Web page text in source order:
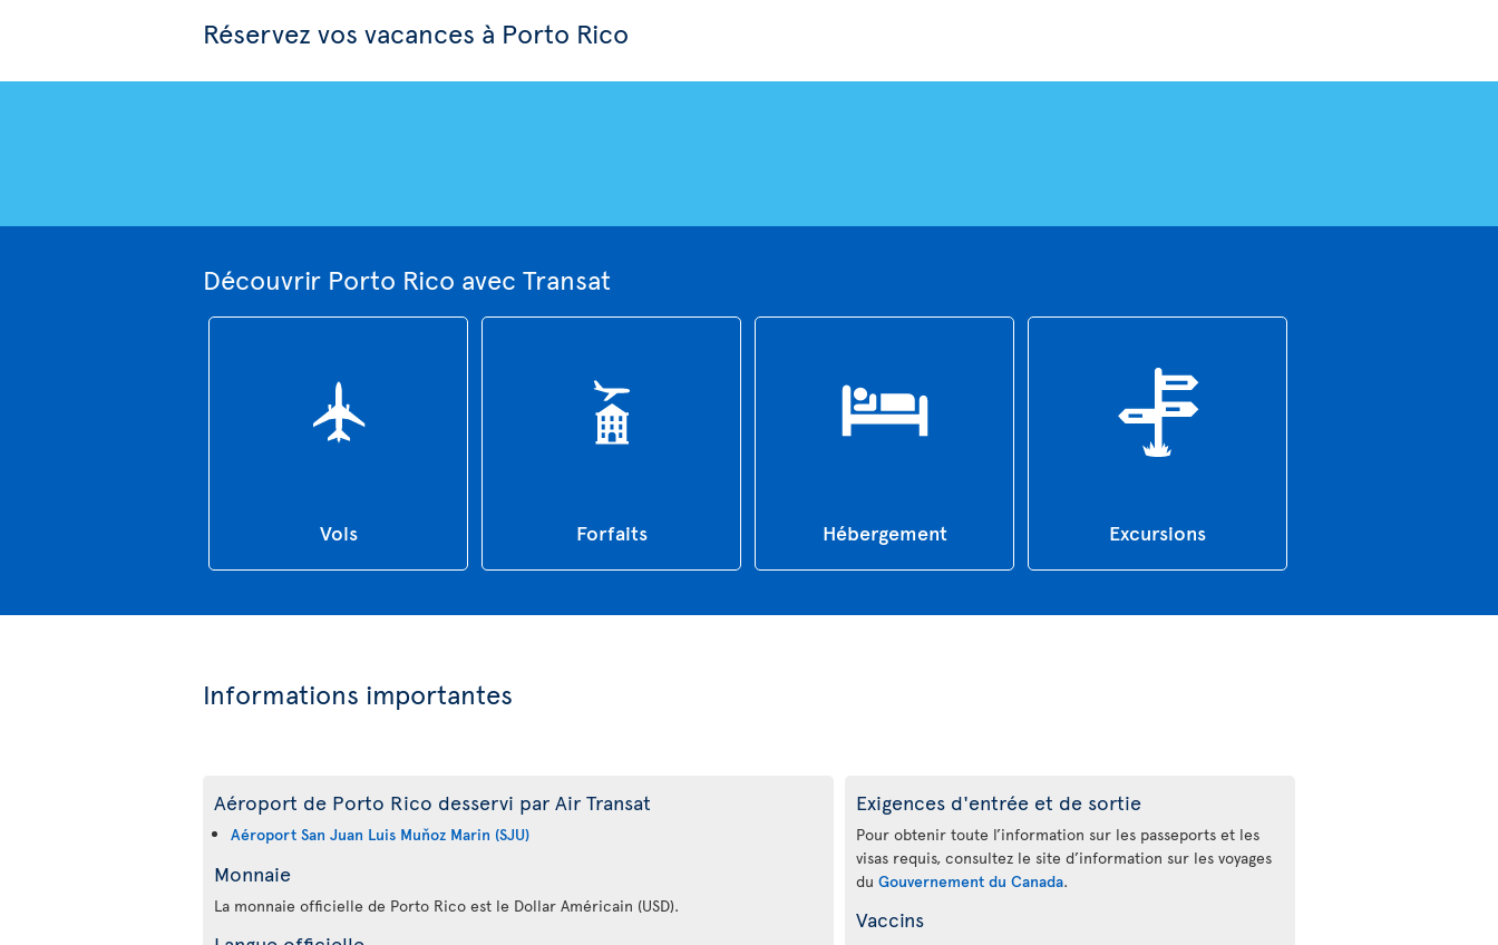
Réservez vos vacances à Porto Rico
Découvrir Porto Rico avec Transat
Vols Forfaits Hébergement Excursions
Informations importantes
Aéroport de Porto Rico desservi par Air Transat
Aéroport San Juan Luis Muňoz Marin (SJU)
Monnaie
La monnaie officielle de Porto Rico est le Dollar Américain (USD).
Exigences d'entrée et de sortie
Pour obtenir toute l’information sur les passeports et les
visas requis, consultez le site d’information sur les voyages
du Gouvernement du Canada.
Vaccins